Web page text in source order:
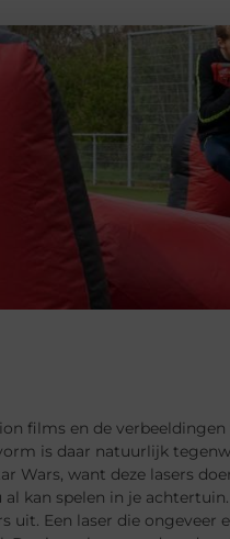
films en de
is daar natuurlijk
Wars, want deze lasers
kan spelen in je
Een laser die ongeveer